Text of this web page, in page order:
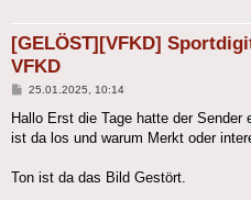
[GELÖST][VFKD]
VFKD
Beitrag
25.01.2025, 10:14
Hallo Erst die Tage hatte der
ist da los und warum Merkt oder
Ton ist da das Bild Gestört.